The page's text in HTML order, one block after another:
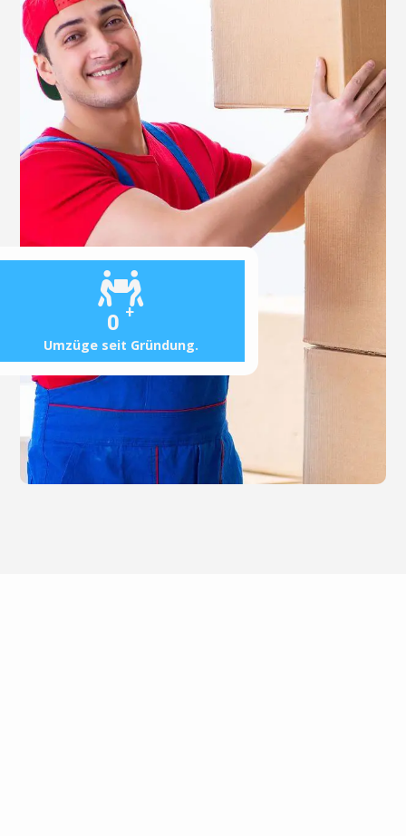
0 +
Umzüge seit Gründung.